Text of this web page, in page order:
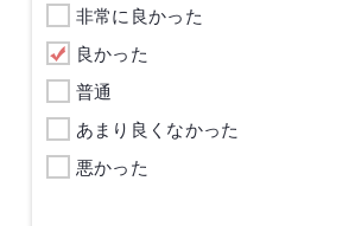
非常に良かった
良かった
普通
あまり良くなかった
悪かった